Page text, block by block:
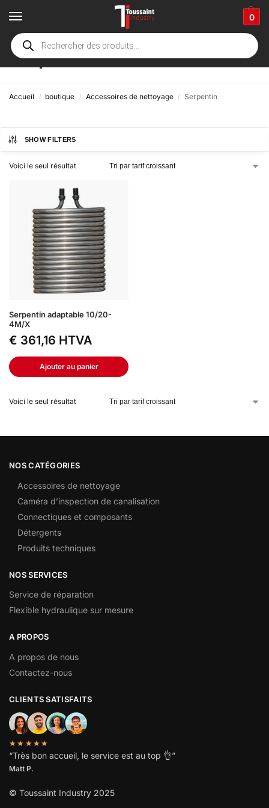
0
Serpentin
Accueil / boutique / Accessoires de nettoyage / Serpentin
SHOW FILTERS
Voici le seul résultat
Serpentin adaptable 10/20-
4M/X
€ 361,16 HTVA
Ajouter au panier
Voici le seul résultat
NOS CATÉGORIES
Accessoires de nettoyage
Caméra d’inspection de canalisation
Connectiques et composants
Détergents
Produits techniques
NOS SERVICES
Service de réparation
Flexible hydraulique sur mesure
A PROPOS
A propos de nous
Contactez-nous
CLIENTS SATISFAITS
★★★★★
“Très bon accueil, le service est au top 👌”
Matt P.
© Toussaint Industry 2025